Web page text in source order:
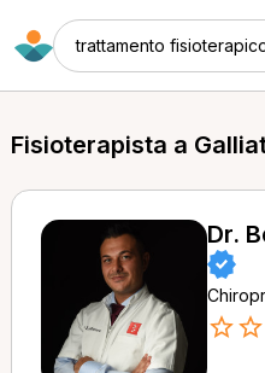
trattamento
Fisioterapista a
Dr.